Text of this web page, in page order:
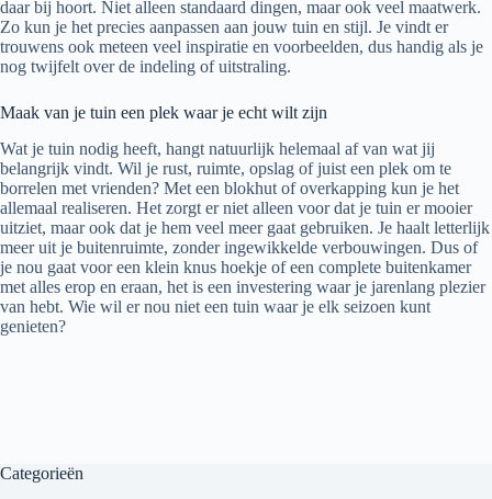
daar bij hoort. Niet alleen standaard dingen, maar ook veel maatwerk.
Zo kun je het precies aanpassen aan jouw tuin en stijl. Je vindt er
trouwens ook meteen veel inspiratie en voorbeelden, dus handig als je
nog twijfelt over de indeling of uitstraling.
Maak van je tuin een plek waar je echt wilt zijn
Wat je tuin nodig heeft, hangt natuurlijk helemaal af van wat jij
belangrijk vindt. Wil je rust, ruimte, opslag of juist een plek om te
borrelen met vrienden? Met een blokhut of overkapping kun je het
allemaal realiseren. Het zorgt er niet alleen voor dat je tuin er mooier
uitziet, maar ook dat je hem veel meer gaat gebruiken. Je haalt letterlijk
meer uit je buitenruimte, zonder ingewikkelde verbouwingen. Dus of
je nou gaat voor een klein knus hoekje of een complete buitenkamer
met alles erop en eraan, het is een investering waar je jarenlang plezier
van hebt. Wie wil er nou niet een tuin waar je elk seizoen kunt
genieten?
Categorieën